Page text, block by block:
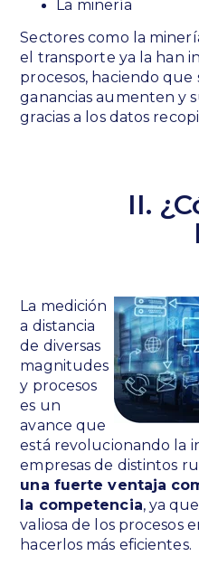
La minería
Sectores como la
el transporte ya la han
procesos, haciendo que
ganancias aumenten y
gracias a los datos
II.
La medición
a distancia
de diversas
magnitudes
y procesos
es un
avance que
está revolucionando la
empresas de distintos
una fuerte ventaja
la competencia, ya
valiosa de los procesos
hacerlos más eficientes.